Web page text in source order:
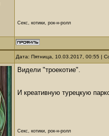
Секс, котики, рок-н-ролл
Дата: Пятница, 10.03.2017, 00:55 |
Видели "троекотие".
И креативную турецкую
Секс, котики, рок-н-ролл